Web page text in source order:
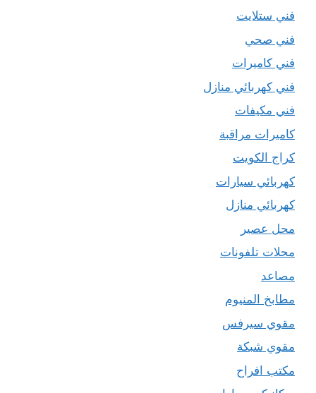
فني ستلايت
فني صحي
فني كاميرات
فني كهربائي منازل
فني مكيفات
كاميرات مراقبة
كراج الكويت
كهربائي سيارات
كهربائي منازل
محل عصير
محلات تلفونات
مصاعد
مطابخ المنيوم
مقوي سيرفس
مقوي شبكة
مكتب افراح